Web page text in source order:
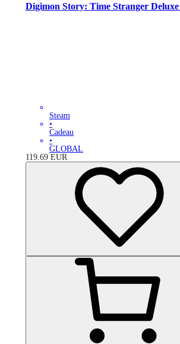
Digimon Story: Time Stranger
Steam
•
Cadeau
•
GLOBAL
119.69 EUR